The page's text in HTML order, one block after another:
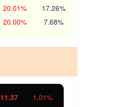
20.01% 17.26%
20.00% 7.68%
11.37 1.01%